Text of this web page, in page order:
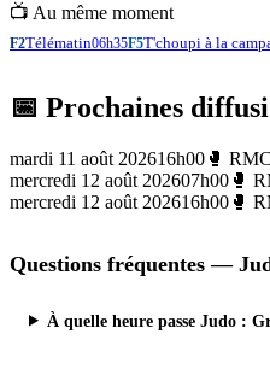
📺 Au même moment
F2Télématin06h35F5T'choupi à la
📅 Prochaines
mardi 11 août 202616h00 🥊
mercredi 12 août 202607h00 🥊
mercredi 12 août 202616h00 🥊
Questions fréquentes —
À quelle heure passe Judo :